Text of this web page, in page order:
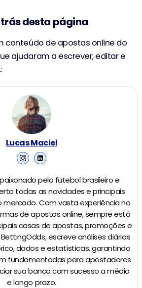
desta página
conteúdo de apostas online do
ajudaram a escrever, editar e
Lucas Maciel
pelo futebol brasileiro e
todas as novidades e principais
Com vasta experiência no
de apostas online, sempre está
casas de apostas, promoções e
escreve análises diárias
dados e estatísticas, garantindo
fundamentadas para apostadores
sua banca com sucesso a médio
e longo prazo.